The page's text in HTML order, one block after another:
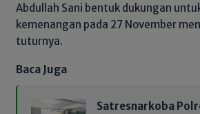
Abdullah Sani bentuk dukungan
kemenangan pada 27 November
tuturnya.
Baca Juga
Satresnarkoba